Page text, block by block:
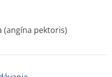
(angína pektoris)